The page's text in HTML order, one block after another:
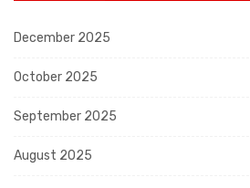
December 2025
October 2025
September 2025
August 2025